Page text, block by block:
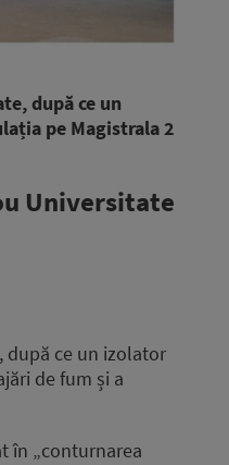
după ce un
pe Magistrala 2
Universitate
după ce un izolator
de fum și a
în „conturnarea